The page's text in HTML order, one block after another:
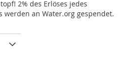
2% des Erlöses jedes
werden an Water.org gespendet.